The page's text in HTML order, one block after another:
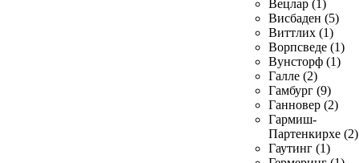
Вецлар (1)
Висбаден (5)
Виттлих (1)
Ворпсведе (1)
Вунсторф (1)
Галле (2)
Гамбург (9)
Ганновер (2)
Гармиш-
Партенкирхе (2)
Гаутинг (1)